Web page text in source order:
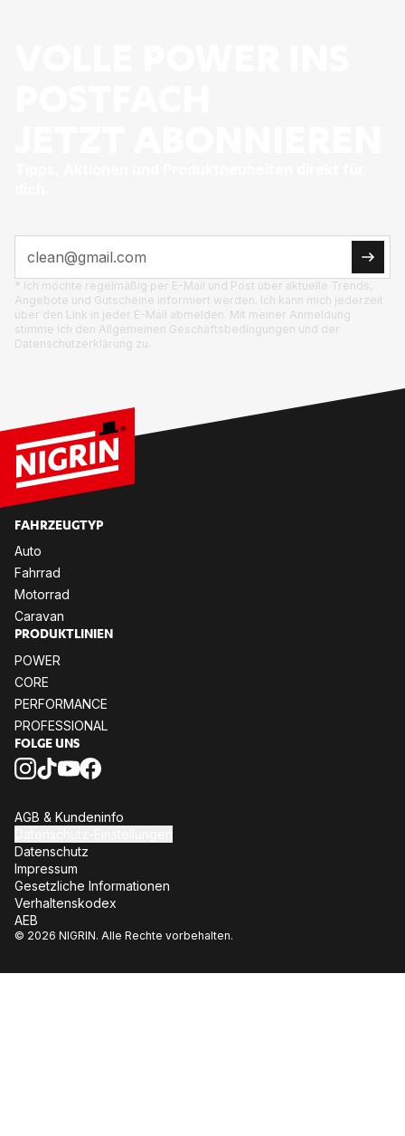
* Ich möchte regelmäßig per E-Mail und Post über aktuelle Trends,
Angebote und Gutscheine informiert werden. Ich kann mich jederzeit
über den Link in jeder E-Mail abmelden. Mit meiner Anmeldung
stimme ich den Allgemeinen Geschäftsbedingungen und der
Datenschutzerklärung zu.
FAHRZEUGTYP
Auto
Fahrrad
Motorrad
Caravan
PRODUKTLINIEN
POWER
CORE
PERFORMANCE
PROFESSIONAL
FOLGE UNS
AGB & Kundeninfo
Datenschutz
Impressum
Gesetzliche Informationen
Verhaltenskodex
AEB
© 2026 NIGRIN. Alle Rechte vorbehalten.